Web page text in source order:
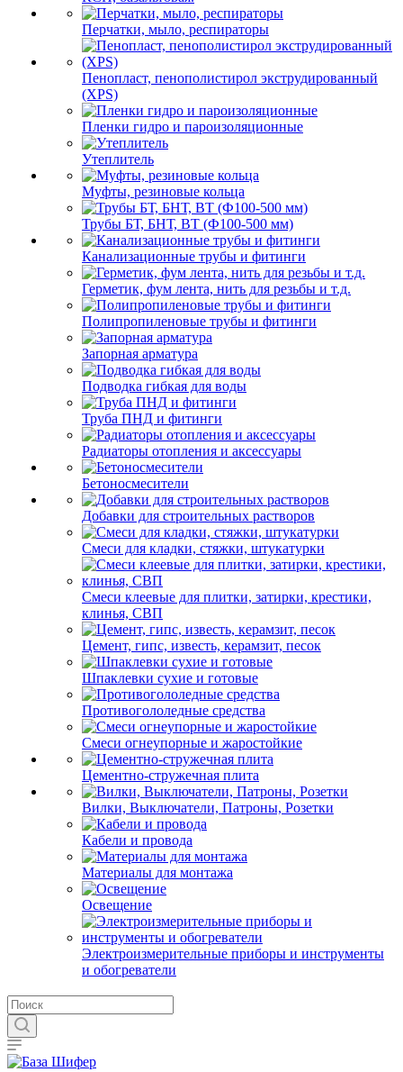
Перчатки, мыло, респираторы
Пенопласт, пенополистирол экструдированный
(XPS)
Пленки гидро и пароизоляционные
Утеплитель
Муфты, резиновые кольца
Трубы БТ, БНТ, ВТ (Ф100-500 мм)
Канализационные трубы и фитинги
Герметик, фум лента, нить для резьбы и т.д.
Полипропиленовые трубы и фитинги
Запорная арматура
Подводка гибкая для воды
Труба ПНД и фитинги
Радиаторы отопления и аксессуары
Бетоносмесители
Добавки для строительных растворов
Смеси для кладки, стяжки, штукатурки
Смеси клеевые для плитки, затирки, крестики,
клинья, СВП
Цемент, гипс, известь, керамзит, песок
Шпаклевки сухие и готовые
Противогололедные средства
Смеси огнеупорные и жаростойкие
Цементно-стружечная плита
Вилки, Выключатели, Патроны, Розетки
Кабели и провода
Материалы для монтажа
Освещение
Электроизмерительные приборы и инструменты
и обогреватели